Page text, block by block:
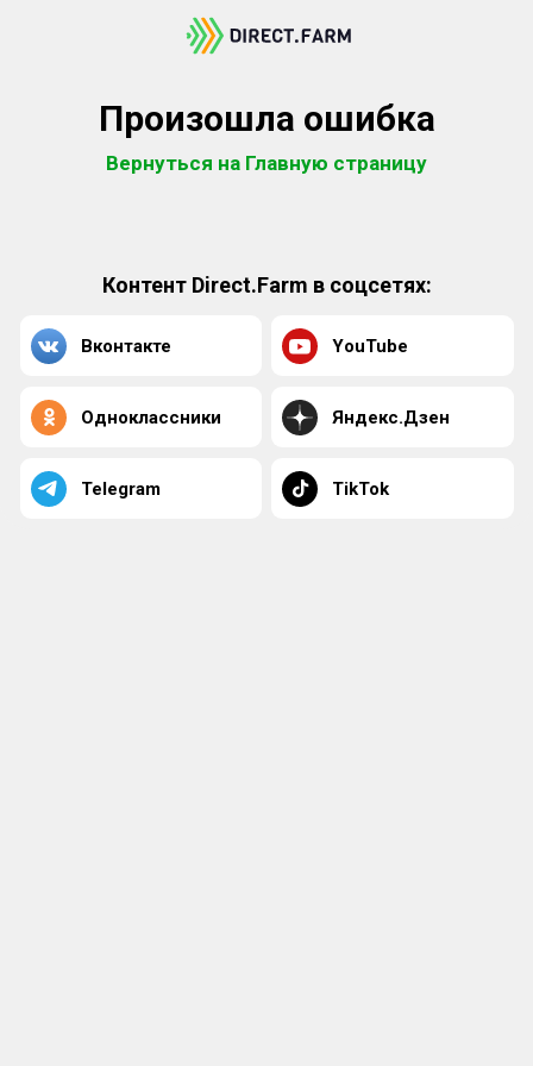
Произошла ошибка
Вернуться на Главную страницу
Контент Direct.Farm в соцсетях:
Вконтакте YouTube
Одноклассники Яндекс.Дзен
Telegram TikTok